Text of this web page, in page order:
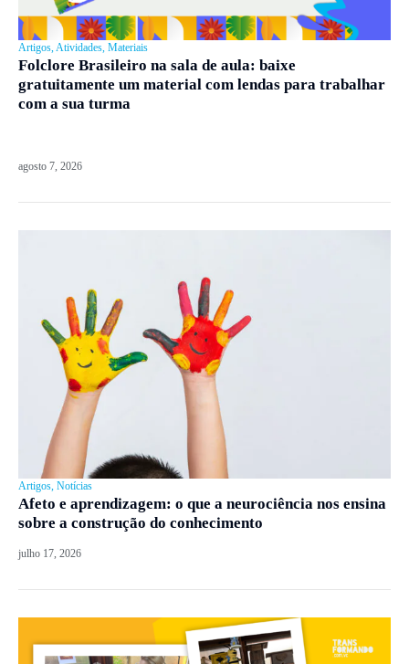
Artigos,Atividades, Materiais
Folclore Brasileiro na sala de aula: baixe
gratuitamente um material com lendas para trabalhar
com a sua turma
agosto 7, 2026
Artigos, Notícias
Afeto e aprendizagem: o que a neurociência nos ensina
sobre a construção do conhecimento
julho 17, 2026